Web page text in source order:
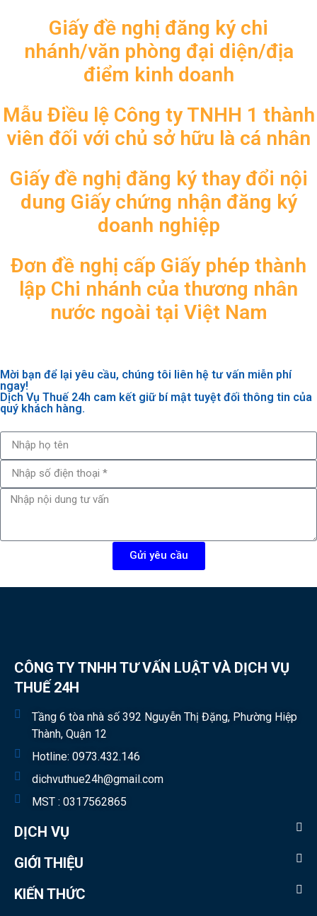
Giấy đề nghị đăng ký chi
nhánh/văn phòng đại diện/địa
điểm kinh doanh
Mẫu Điều lệ Công ty TNHH 1 thành
viên đối với chủ sở hữu là cá nhân
Giấy đề nghị đăng ký thay đổi nội
dung Giấy chứng nhận đăng ký
doanh nghiệp
Đơn đề nghị cấp Giấy phép thành
lập Chi nhánh của thương nhân
nước ngoài tại Việt Nam
Mời bạn để lại yêu cầu, chúng tôi liên hệ tư vấn miễn phí
ngay!
Dịch Vụ Thuế 24h cam kết giữ bí mật tuyệt đối thông tin của
quý khách hàng.
Gửi yêu cầu
CÔNG TY TNHH TƯ VẤN LUẬT VÀ DỊCH VỤ
THUẾ 24H
Tầng 6 tòa nhà số 392 Nguyễn Thị Đặng, Phường Hiệp
Thành, Quận 12
Hotline: 0973.432.146
dichvuthue24h@gmail.com
MST : 0317562865
DỊCH VỤ
GIỚI THIỆU
KIẾN THỨC